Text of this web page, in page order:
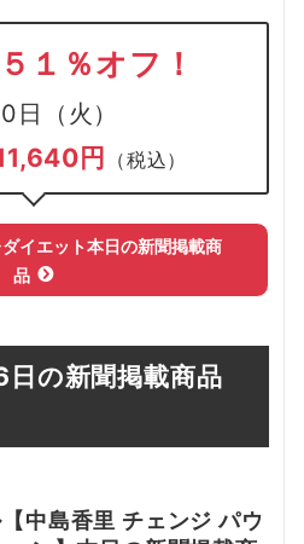
５１％オフ！
日（火）
円 （税込）
イエット本日の新聞掲載商
品
の新聞掲載商品
中島香里 チェンジ パウ